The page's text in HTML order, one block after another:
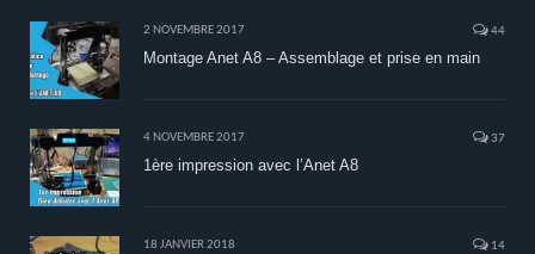
2 NOVEMBRE 2017 44
Montage Anet A8 – Assemblage et prise en main
4 NOVEMBRE 2017 37
1ère impression avec l’Anet A8
18 JANVIER 2018 14